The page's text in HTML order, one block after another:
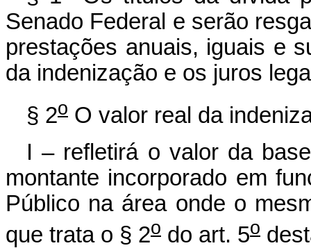
Senado Federal e serão
prestações anuais, iguais e
da indenização e os juros
§ 2o O valor real da
I – refletirá o valor da
montante incorporado em
Público na área onde o
que trata o § 2o do art. 5o